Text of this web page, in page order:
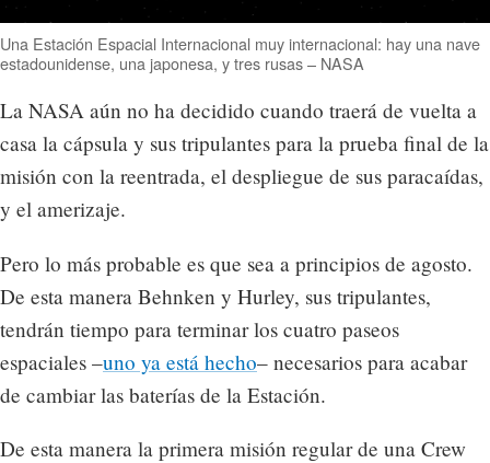
Una Estación Espacial Internacional muy internacional: hay una nave
estadounidense, una japonesa, y tres rusas – NASA
La NASA aún no ha decidido cuando traerá de vuelta a
casa la cápsula y sus tripulantes para la prueba final de la
misión con la reentrada, el despliegue de sus paracaídas,
y el amerizaje.
Pero lo más probable es que sea a principios de agosto.
De esta manera Behnken y Hurley, sus tripulantes,
tendrán tiempo para terminar los cuatro paseos
espaciales –uno ya está hecho– necesarios para acabar
de cambiar las baterías de la Estación.
De esta manera la primera misión regular de una Crew